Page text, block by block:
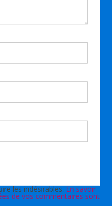
les indésirables.En savoir
de vos commentaires sont